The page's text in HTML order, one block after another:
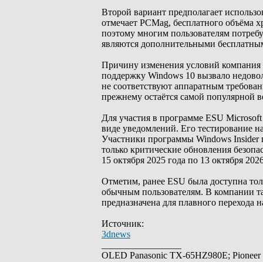
Второй вариант предполагает
отмечает PCMag, бесплатного
поэтому многим пользователям
являются дополнительными
Причину изменения условий компания
поддержку Windows 10 вызвало
не соответствуют аппаратным
прежнему остаётся самой популярной
Для участия в программе ESU
виде уведомлений. Его тестирование
Участники программы Windows Insider
только критические обновления
15 октября 2025 года по 13 октября
Отметим, ранее ESU была доступна
обычным пользователям. В компании
предназначена для плавного перехода
Источник:
3dnews
OLED Panasonic TX-65HZ980E;